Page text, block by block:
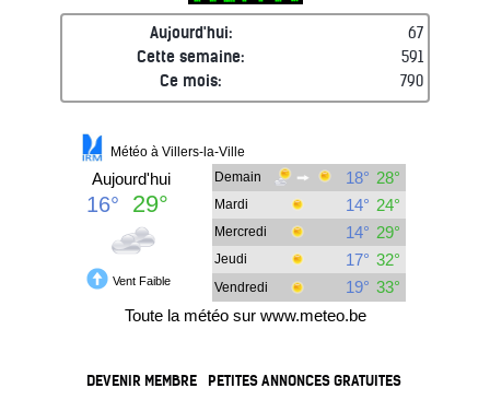
Aujourd'hui:
67
Cette semaine:
591
Ce mois:
790
DEVENIR MEMBRE
PETITES ANNONCES GRATUITES